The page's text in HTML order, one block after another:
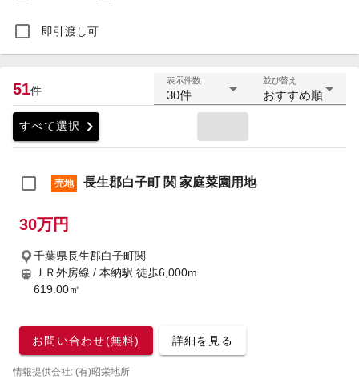
即引渡し可
51件
表示件数
30件
並び替え
おすすめ順
すべて選択 chevron_right
売地 長生郡白子町 関 家庭菜園用地
30万円
千葉県長生郡白子町関
ＪＲ外房線 / 本納駅 徒歩6,000m
619.00㎡
お問い合わせ(無料) 詳細を見る
情報提供会社: (有)昭栄地所